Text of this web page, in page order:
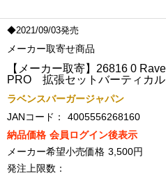
◆2021/09/03発売
メーカー取寄せ商品
【メーカー取寄】26816 0
PRO 拡張セットバーティカル
ラベンスバーガージャパン
JANコード：
4005556268160
納品価格 会員ログイン後表示
メーカー希望小売価格 3,500円
発注上限数：